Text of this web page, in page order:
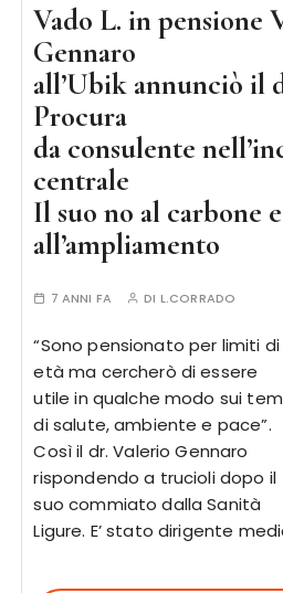
Vado L. in pensione
Gennaro
all’Ubik annunciò il
Procura
da consulente
centrale
Il suo no al carbone
all’ampliamento
7 ANNI FA DI L.CORRADO
“Sono pensionato per limiti di
età ma cercherò di essere
utile in qualche modo sui
di salute, ambiente e pace”.
Così il dr. Valerio Gennaro
rispondendo a trucioli dopo il
suo commiato dalla Sanità
Ligure. E’ stato dirigente